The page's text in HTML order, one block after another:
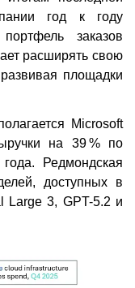
год к году
заказов
расширять свою
площадки
Microsoft
на 39 % по
Редмондская
доступных в
Large 3, GPT-5.2 и